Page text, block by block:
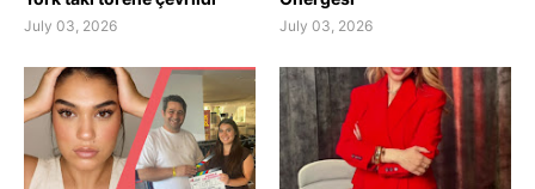
July 03, 2026 July 03, 2026